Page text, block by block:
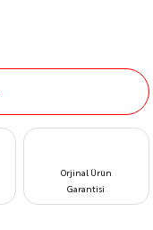
Orjinal Ürün
Garantisi